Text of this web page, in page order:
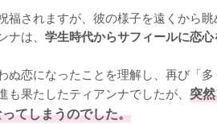
福されますが、彼の様子を遠くから
は、 学生時代からサフィールに恋
ぬ恋になったことを理解し、再び「
も果たしたティアンナでしたが、 突
てしまうのでした。